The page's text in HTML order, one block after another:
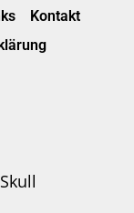
Kontakt